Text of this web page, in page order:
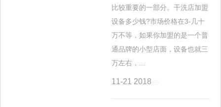
比较重要的一部分。干洗店加盟
设备多少钱?市场价格在3-几十
万不等，如果你加盟的是一个普
通品牌的小型店面，设备也就三
万左右，...
11-21 2018